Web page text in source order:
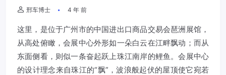
邢车博士 4 年 前
这里，是位于广州市的中国进出口商品交易会琶洲展馆，
从高处俯瞰，会展中心外形如一朵白云在江畔飘动；而从
东面侧看，则似一条奋起跃上珠江南岸的鲤鱼。会展中心
的设计理念来自珠江的“飘”，波浪般起伏的屋顶使它宛若